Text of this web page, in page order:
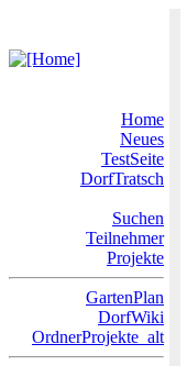
Home
Neues
TestSeite
DorfTratsch
Suchen
Teilnehmer
Projekte
GartenPlan
DorfWiki
OrdnerProjekte_alt